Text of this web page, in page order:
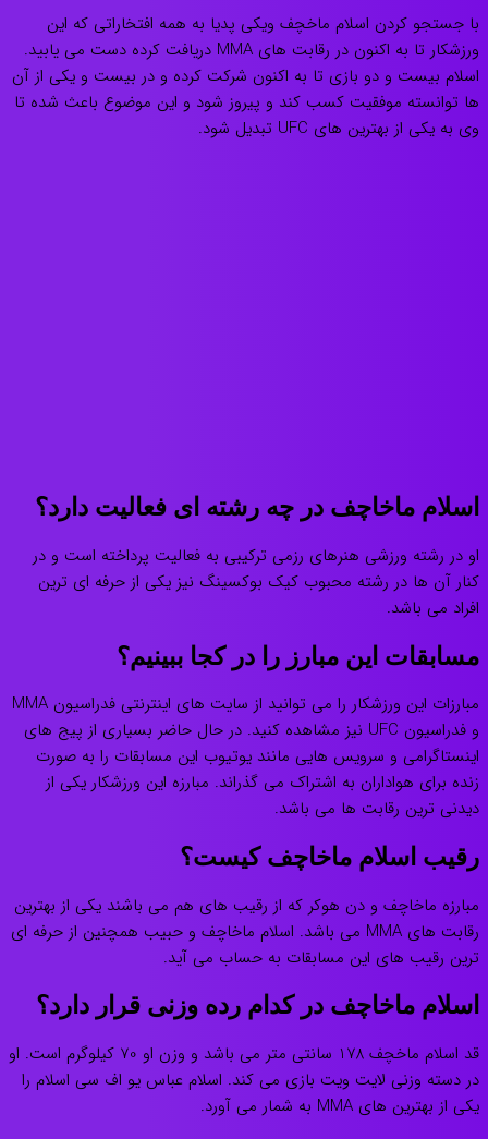
با جستجو کردن اسلام ماخچف ویکی پدیا به همه افتخاراتی که این
ورزشکار تا به اکنون در رقابت های MMA دریافت کرده دست می یابید.
اسلام بیست و دو بازی تا به اکنون شرکت کرده و در بیست و یکی از آن
ها توانسته موفقیت کسب کند و پیروز شود و این موضوع باعث شده تا
وی به یکی از بهترین های UFC تبدیل شود.
اسلام ماخاچف در چه رشته ای فعالیت دارد؟
او در رشته ورزشی هنرهای رزمی ترکیبی به فعالیت پرداخته است و در
کنار آن ها در رشته محبوب کیک بوکسینگ نیز یکی از حرفه ای ترین
افراد می باشد.
مسابقات این مبارز را در کجا ببینیم؟
مبارزات این ورزشکار را می توانید از سایت های اینترنتی فدراسیون MMA
و فدراسیون UFC نیز مشاهده کنید. در حال حاضر بسیاری از پیج های
اینستاگرامی و سرویس هایی مانند یوتیوب این مسابقات را به صورت
زنده برای هواداران به اشتراک می گذراند. مبارزه این ورزشکار یکی از
دیدنی ترین رقابت ها می باشد.
رقیب اسلام ماخاچف کیست؟
مبارزه ماخاچف و دن هوکر که از رقیب های هم می باشند یکی از بهترین
رقابت های MMA می باشد. اسلام ماخاچف و حبیب همچنین از حرفه ای
ترین رقیب های این مسابقات به حساب می آید.
اسلام ماخاچف در کدام رده وزنی قرار دارد؟
قد اسلام ماخچف 178 سانتی متر می باشد و وزن او 70 کیلوگرم است. او
در دسته وزنی لایت ویت بازی می کند. اسلام عباس یو اف سی اسلام را
یکی از بهترین های MMA به شمار می آورد.